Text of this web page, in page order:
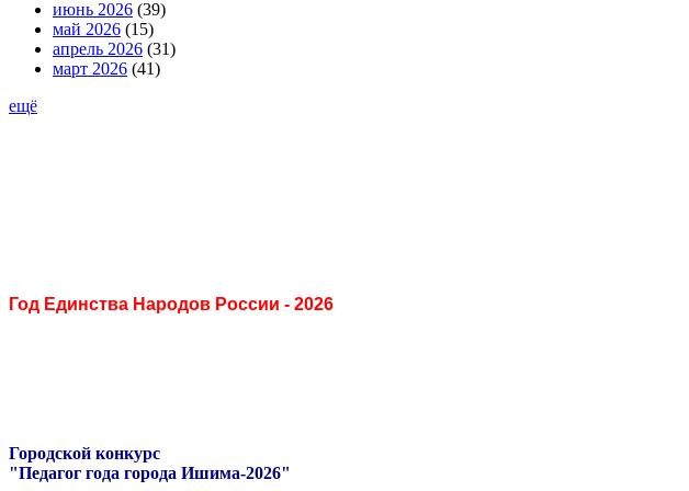
июнь 2026 (39)
май 2026 (15)
апрель 2026 (31)
март 2026 (41)
ещё
Год Единства Народов России - 2026
Городской конкурс
"Педагог года города Ишима-2026"